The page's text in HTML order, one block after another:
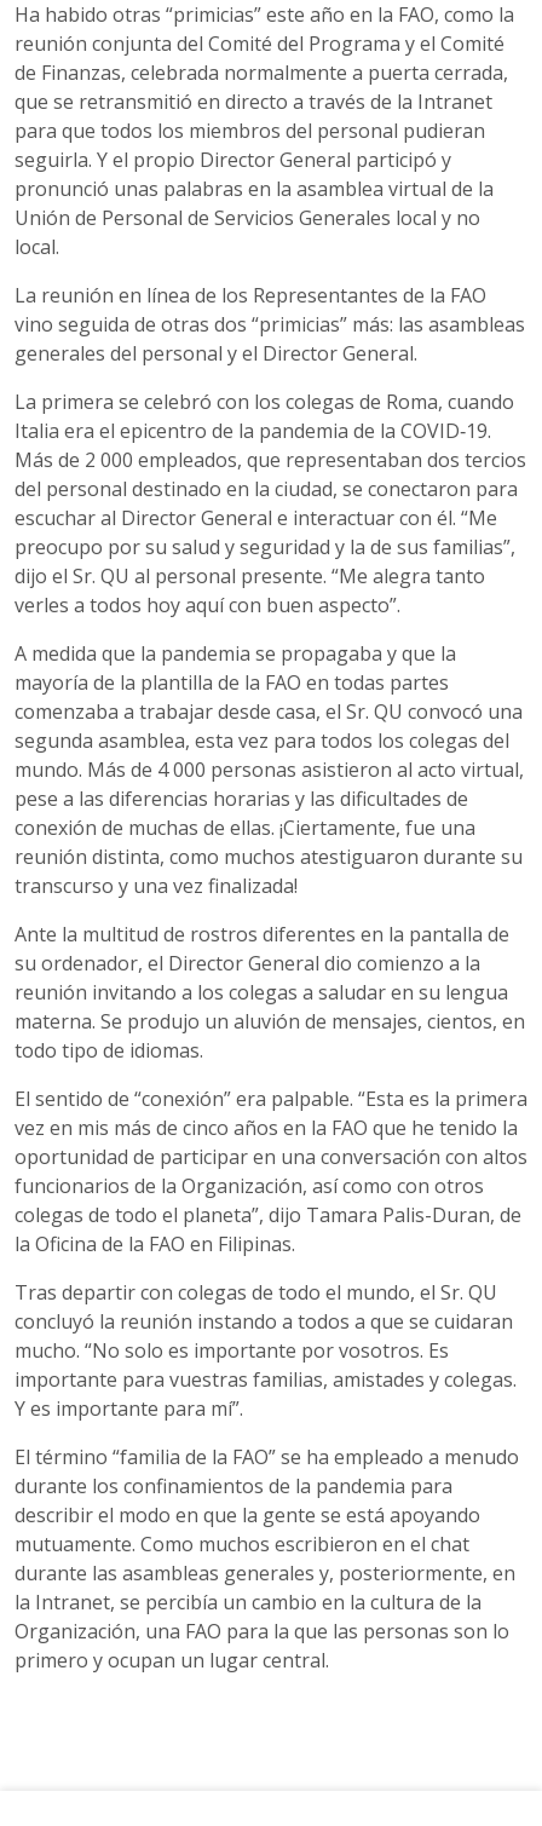
Ha habido otras “primicias” este año en la FAO, como la
reunión conjunta del Comité del Programa y el Comité
de Finanzas, celebrada normalmente a puerta cerrada,
que se retransmitió en directo a través de la Intranet
para que todos los miembros del personal pudieran
seguirla. Y el propio Director General participó y
pronunció unas palabras en la asamblea virtual de la
Unión de Personal de Servicios Generales local y no
local.
La reunión en línea de los Representantes de la FAO
vino seguida de otras dos “primicias” más: las asambleas
generales del personal y el Director General.
La primera se celebró con los colegas de Roma, cuando
Italia era el epicentro de la pandemia de la COVID‑19.
Más de 2 000 empleados, que representaban dos tercios
del personal destinado en la ciudad, se conectaron para
escuchar al Director General e interactuar con él. “Me
preocupo por su salud y seguridad y la de sus familias”,
dijo el Sr. QU al personal presente. “Me alegra tanto
verles a todos hoy aquí con buen aspecto”.
A medida que la pandemia se propagaba y que la
mayoría de la plantilla de la FAO en todas partes
comenzaba a trabajar desde casa, el Sr. QU convocó una
segunda asamblea, esta vez para todos los colegas del
mundo. Más de 4 000 personas asistieron al acto virtual,
pese a las diferencias horarias y las dificultades de
conexión de muchas de ellas. ¡Ciertamente, fue una
reunión distinta, como muchos atestiguaron durante su
transcurso y una vez finalizada!
Ante la multitud de rostros diferentes en la pantalla de
su ordenador, el Director General dio comienzo a la
reunión invitando a los colegas a saludar en su lengua
materna. Se produjo un aluvión de mensajes, cientos, en
todo tipo de idiomas.
El sentido de “conexión” era palpable. “Esta es la primera
vez en mis más de cinco años en la FAO que he tenido la
oportunidad de participar en una conversación con altos
funcionarios de la Organización, así como con otros
colegas de todo el planeta”, dijo Tamara Palis-Duran, de
la Oficina de la FAO en Filipinas.
Tras departir con colegas de todo el mundo, el Sr. QU
concluyó la reunión instando a todos a que se cuidaran
mucho. “No solo es importante por vosotros. Es
importante para vuestras familias, amistades y colegas.
Y es importante para mí”.
El término “familia de la FAO” se ha empleado a menudo
durante los confinamientos de la pandemia para
describir el modo en que la gente se está apoyando
mutuamente. Como muchos escribieron en el chat
durante las asambleas generales y, posteriormente, en
la Intranet, se percibía un cambio en la cultura de la
Organización, una FAO para la que las personas son lo
primero y ocupan un lugar central.